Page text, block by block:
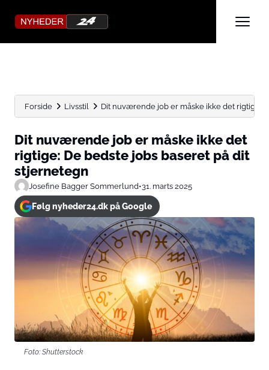
Forside Livsstil Dit nuværende job er måske ikke det rigtige:
Dit nuværende job er måske ikke det
rigtige: De bedste jobs baseret på dit
stjernetegn
Josefine Bagger Sommerlund•31. marts 2025
Følg nyheder24.dk på Google
Foto: Shutterstock